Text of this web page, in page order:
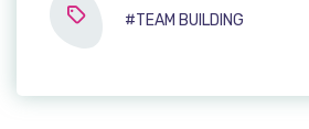
#TEAM BUILDING